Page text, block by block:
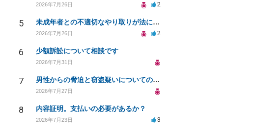
2026年7月26日 2
5 未成年者との不適切なやり取りが法に触れる可能性と対処法
2026年7月26日 2
6 少額訴訟について相談です
2026年7月31日
7 男性からの脅迫と窃盗疑いについての法的対処法
2026年7月27日
8 内容証明。支払いの必要があるか？
2026年7月23日 3